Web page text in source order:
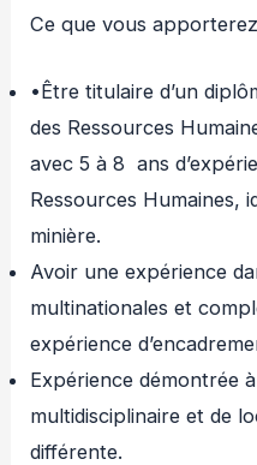
Ce que vous
•Être titulaire d’un
des Ressources
avec 5 à 8 ans
Ressources Humaines,
minière.
Avoir une expérience
multinationales et
expérience
Expérience démontrée
multidisciplinaire et de
différente.